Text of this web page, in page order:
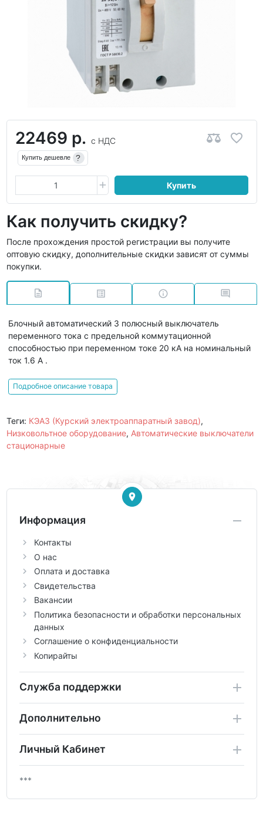
22469 р. с НДС
Купить дешевле ?
Купить
Как получить скидку?
После прохождения простой регистрации вы получите
оптовую скидку, дополнительные скидки зависят от суммы
покупки.
Блочный автоматический 3 полюсный выключатель
переменного тока с предельной коммутационной
способностью при переменном токе 20 кА на номинальный
ток 1.6 А .
Подробное описание товара
Теги: КЭАЗ (Курский электроаппаратный завод),
Низковольтное оборудование, Автоматические выключатели
стационарные
Информация
Контакты
О нас
Оплата и доставка
Свидетельства
Вакансии
Политика безопасности и обработки персональных
данных
Соглашение о конфиденциальности
Копирайты
Служба поддержки
Дополнительно
Личный Кабинет
***